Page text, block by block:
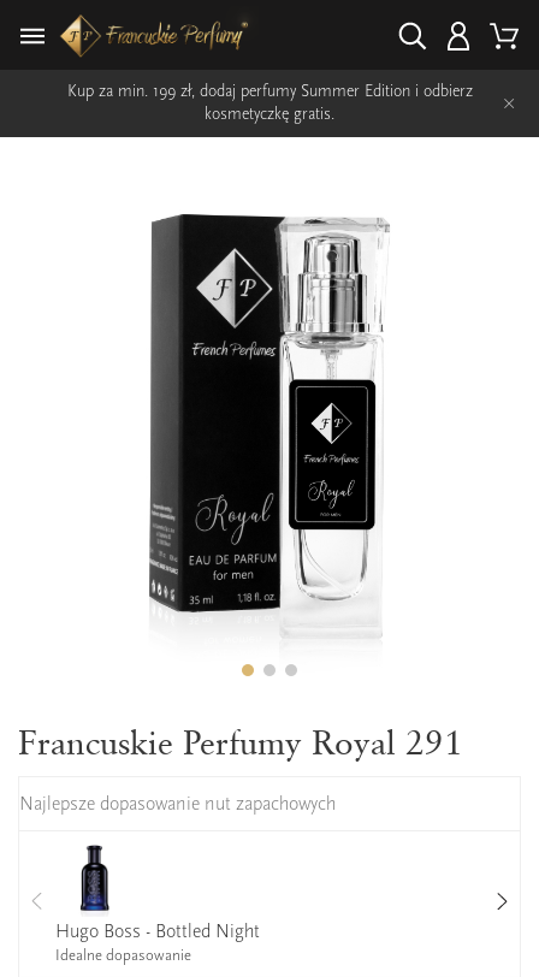
Kup za min. 199 zł, dodaj perfumy Summer Edition i odbierz
kosmetyczkę gratis.
×
Francuskie Perfumy Royal 291
Najlepsze dopasowanie nut zapachowych
Hugo Boss - Bottled Night
Idealne dopasowanie